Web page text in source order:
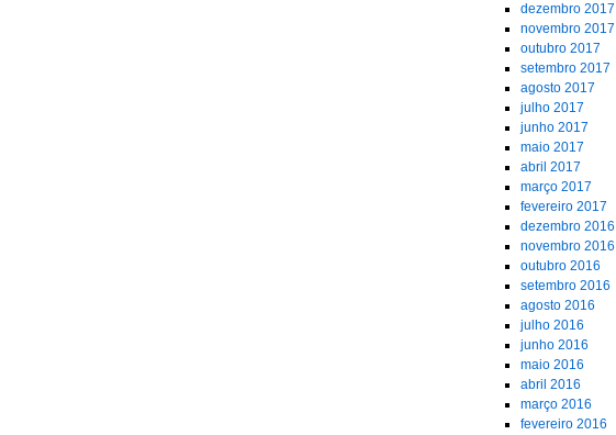
dezembro 2017
novembro 2017
outubro 2017
setembro 2017
agosto 2017
julho 2017
junho 2017
maio 2017
abril 2017
março 2017
fevereiro 2017
dezembro 2016
novembro 2016
outubro 2016
setembro 2016
agosto 2016
julho 2016
junho 2016
maio 2016
abril 2016
março 2016
fevereiro 2016